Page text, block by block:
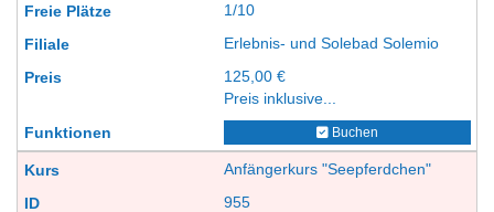
1/10
Erlebnis- und Solebad Solemio
125,00 €
Preis inklusive...
Buchen
Anfängerkurs "Seepferdchen"
955